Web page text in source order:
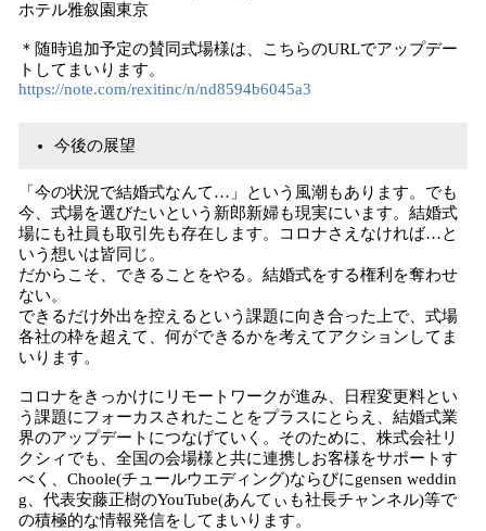
ホテル雅叙園東京
＊随時追加予定の賛同式場様は、こちらのURLでアップデー
トしてまいります。
https://note.com/rexitinc/n/nd8594b6045a3
今後の展望
「今の状況で結婚式なんて…」という風潮もあります。でも
今、式場を選びたいという新郎新婦も現実にいます。結婚式
場にも社員も取引先も存在します。コロナさえなければ…と
いう想いは皆同じ。
だからこそ、できることをやる。結婚式をする権利を奪わせ
ない。
できるだけ外出を控えるという課題に向き合った上で、式場
各社の枠を超えて、何ができるかを考えてアクションしてま
いります。
コロナをきっかけにリモートワークが進み、日程変更料とい
う課題にフォーカスされたことをプラスにとらえ、結婚式業
界のアップデートにつなげていく。そのために、株式会社リ
クシィでも、全国の会場様と共に連携しお客様をサポートす
べく、Choole(チュールウエディング)ならびにgensen weddin
g、代表安藤正樹のYouTube(あんてぃも社長チャンネル)等で
の積極的な情報発信をしてまいります。